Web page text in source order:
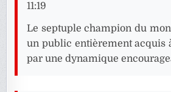
11:19
Le septuple champion du
un public entièrement acquis
par une dynamique